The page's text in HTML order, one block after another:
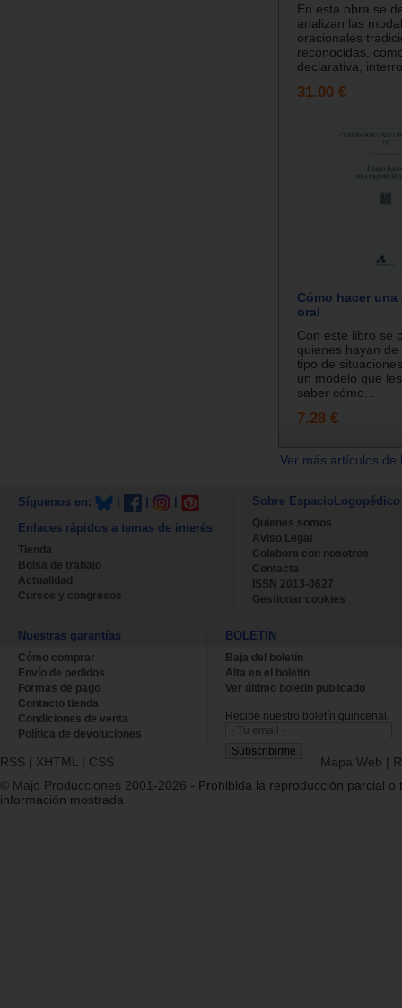
En esta obra se
analizan las
oracionales
reconocidas,
declarativa,
31.00 €
Cómo hacer
oral
Con este libro se
quienes hayan
tipo de
un modelo que
saber cómo...
7.28 €
Ver más artículos
Síguenos en:
Enlaces rápidos a temas de interés
Tienda
Bolsa de trabajo
Actualidad
Cursos y congresos
Sobre EspacioLogopédico
Quienes somos
Aviso Legal
Colabora con nosotros
Contacta
ISSN 2013-0627
Gestionar cookies
Nuestras garantías
Cómo comprar
Envío de pedidos
Formas de pago
Contacto tienda
Condiciones de venta
Política de devoluciones
BOLETÍN
Baja del boletin
Alta en el boletin
Ver último boletin publicado
Recibe nuestro boletín quincenal.
RSS | XHTML | CSS Mapa Web |
© Majo Producciones 2001-2026 - Prohibida la reproducción parcial o
información mostrada